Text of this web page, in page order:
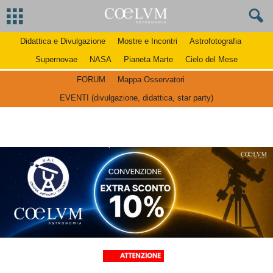
Didattica e Divulgazione Mostre e Incontri
Astrofotografia
Supernovae
NASA Pianeta Marte Cielo del Mese
FORUM
Mappa Osservatori
EVENTI (divulgazione, didattica, star party)